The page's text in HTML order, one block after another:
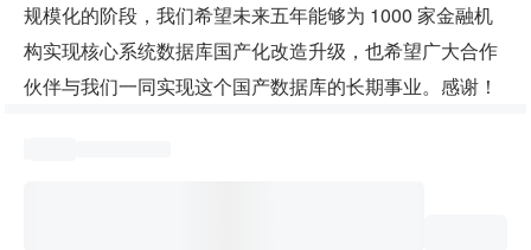
规模化的阶段，我们希望未来五年能够为 1000 家金融机
构实现核心系统数据库国产化改造升级，也希望广大合作
伙伴与我们一同实现这个国产数据库的长期事业。感谢！